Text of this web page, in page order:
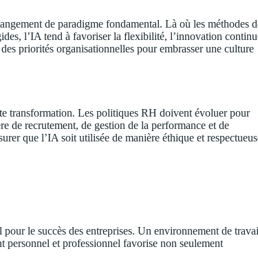
de paradigme fondamental. Là où les méthodes
l’IA tend à favoriser la flexibilité, l’innovation
priorités organisationnelles pour embrasser une culture
transformation. Les politiques RH doivent évoluer pour
de recrutement, de gestion de la performance et de
que l’IA soit utilisée de manière éthique et
le succès des entreprises. Un environnement de
personnel et professionnel favorise non seulement